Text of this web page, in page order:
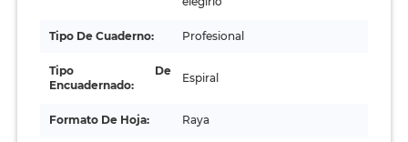
Tipo De Cuaderno: Profesional
Tipo De
Encuadernado:
Espiral
Formato De Hoja: Raya